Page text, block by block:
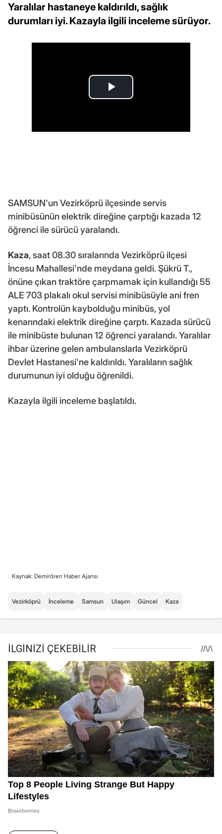
Yaralılar hastaneye kaldırıldı, sağlık
durumları iyi. Kazayla ilgili inceleme sürüyor.
SAMSUN'un Vezirköprü ilçesinde servis
minibüsünün elektrik direğine çarptığı kazada 12
öğrenci ile sürücü yaralandı.
Kaza, saat 08.30 sıralarında Vezirköprü ilçesi
İncesu Mahallesi'nde meydana geldi. Şükrü T.,
önüne çıkan traktöre çarpmamak için kullandığı 55
ALE 703 plakalı okul servisi minibüsüyle ani fren
yaptı. Kontrolün kaybolduğu minibüs, yol
kenarındaki elektrik direğine çarptı. Kazada sürücü
ile minibüste bulunan 12 öğrenci yaralandı. Yaralılar
ihbar üzerine gelen ambulanslarla Vezirköprü
Devlet Hastanesi'ne kaldırıldı. Yaralıların sağlık
durumunun iyi olduğu öğrenildi.
Kazayla ilgili inceleme başlatıldı.
Kaynak: Demirören Haber Ajansı
Vezirköprü İnceleme Samsun Ulaşım Güncel Kaza